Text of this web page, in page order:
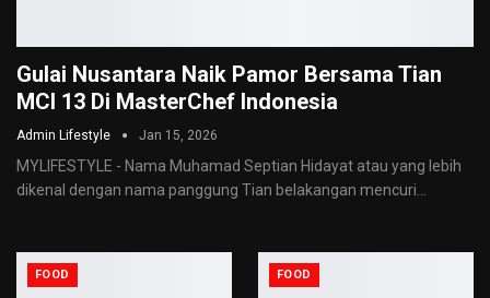
Gulai Nusantara Naik Pamor Bersama Tian
MCI 13 Di MasterChef Indonesia
Admin Lifestyle Jan 15, 2026
MYLIFESTYLE - Nama Muhamad Septian Hidayat atau yang lebih
dikenal dengan nama panggung Tian belakangan mencuri…
FOOD FOOD